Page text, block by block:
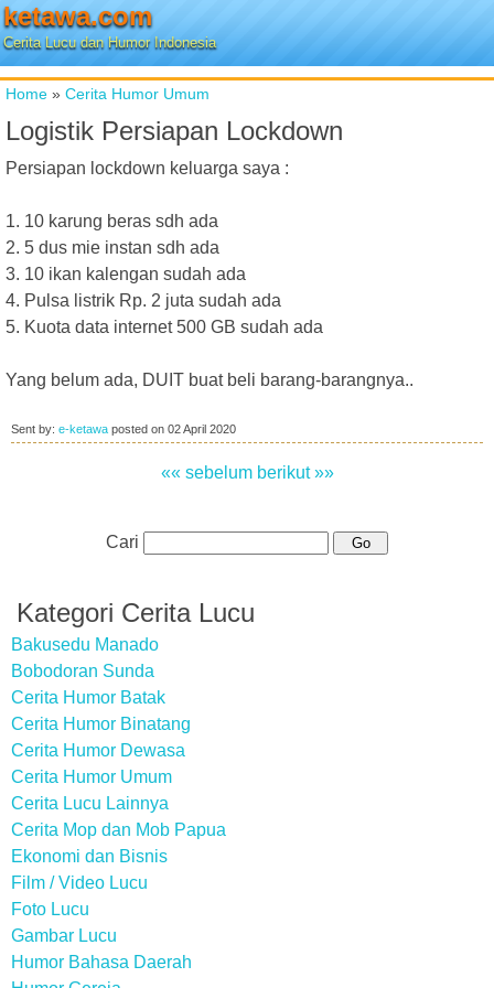
ketawa.com
Cerita Lucu dan Humor Indonesia
Home » Cerita Humor Umum
Logistik Persiapan Lockdown
Persiapan lockdown keluarga saya :
1. 10 karung beras sdh ada
2. 5 dus mie instan sdh ada
3. 10 ikan kalengan sudah ada
4. Pulsa listrik Rp. 2 juta sudah ada
5. Kuota data internet 500 GB sudah ada
Yang belum ada, DUIT buat beli barang-barangnya..
Sent by: e-ketawa posted on 02 April 2020
«« sebelum berikut »»
Cari
Kategori Cerita Lucu
Bakusedu Manado
Bobodoran Sunda
Cerita Humor Batak
Cerita Humor Binatang
Cerita Humor Dewasa
Cerita Humor Umum
Cerita Lucu Lainnya
Cerita Mop dan Mob Papua
Ekonomi dan Bisnis
Film / Video Lucu
Foto Lucu
Gambar Lucu
Humor Bahasa Daerah